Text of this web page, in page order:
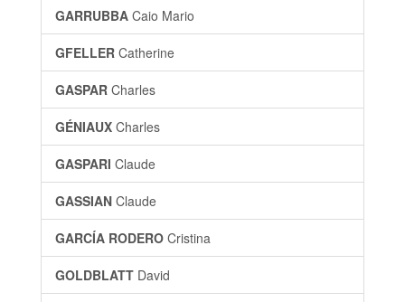
GARRUBBA Caio Mario
GFELLER Catherine
GASPAR Charles
GÉNIAUX Charles
GASPARI Claude
GASSIAN Claude
GARCÍA RODERO Cristina
GOLDBLATT David